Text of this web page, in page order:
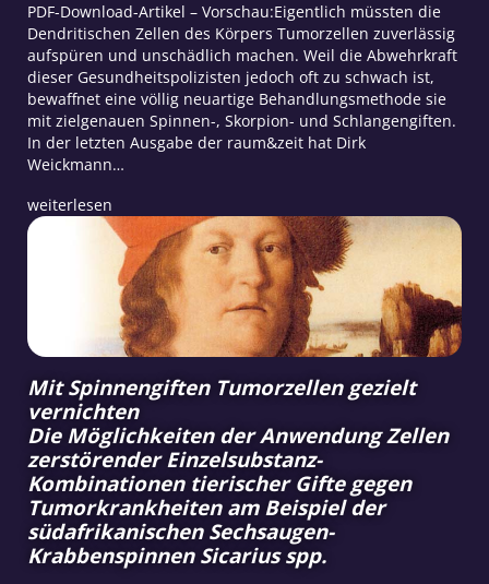
PDF-Download-Artikel – Vorschau:Eigentlich müssten die
Dendritischen Zellen des Körpers Tumorzellen zuverlässig
aufspüren und unschädlich machen. Weil die Abwehrkraft
dieser Gesundheitspolizisten jedoch oft zu schwach ist,
bewaffnet eine völlig neuartige Behandlungsmethode sie
mit zielgenauen Spinnen-, Skorpion- und Schlangengiften.
In der letzten Ausgabe der raum&zeit hat Dirk
Weickmann…
weiterlesen
Mit Spinnengiften Tumorzellen gezielt
vernichten
Die Möglichkeiten der Anwendung Zellen
zerstörender Einzelsubstanz-
Kombinationen tierischer Gifte gegen
Tumorkrankheiten am Beispiel der
südafrikanischen Sechsaugen-
Krabbenspinnen Sicarius spp.